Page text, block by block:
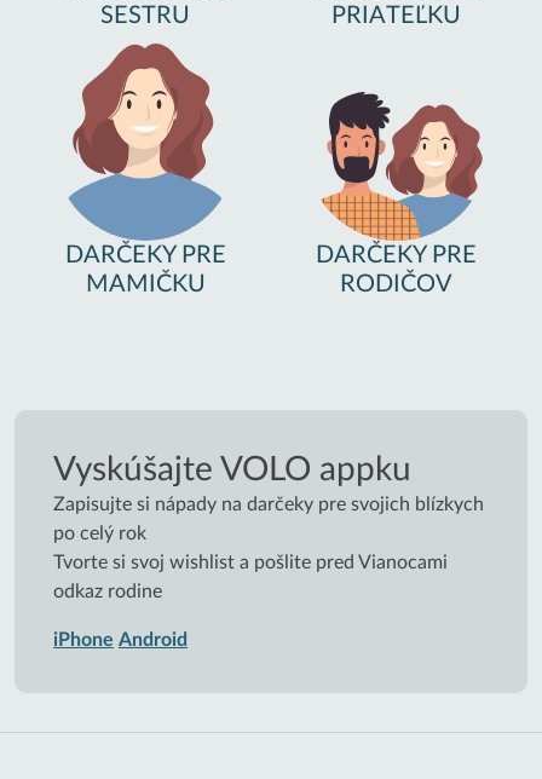
SESTRU
PRIATEĽKU
DARČEKY PRE
MAMIČKU
DARČEKY PRE
RODIČOV
Vyskúšajte VOLO appku
Zapisujte si nápady na darčeky pre svojich blízkych
po celý rok
Tvorte si svoj wishlist a pošlite pred Vianocami
odkaz rodine
iPhone Android